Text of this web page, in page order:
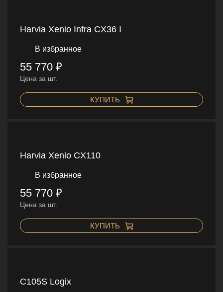
Harvia Xenio Infra CX36 I
В избранное
55 770 ₽
Цена за шт.
КУПИТЬ
Harvia Xenio CX110
В избранное
55 770 ₽
Цена за шт.
КУПИТЬ
C105S Logix